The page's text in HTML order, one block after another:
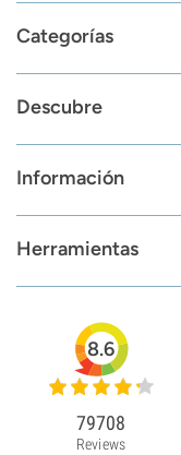
Categorías
Descubre
Información
Herramientas
8.6
79708
Reviews